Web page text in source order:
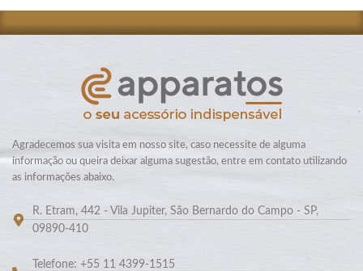
Agradecemos sua visita em nosso site, caso necessite de alguma
informação ou queira deixar alguma sugestão, entre em contato utilizando
as informações abaixo.
R. Etram, 442 - Vila Jupiter, São Bernardo do Campo - SP,
09890-410
Telefone: +55 11 4399-1515